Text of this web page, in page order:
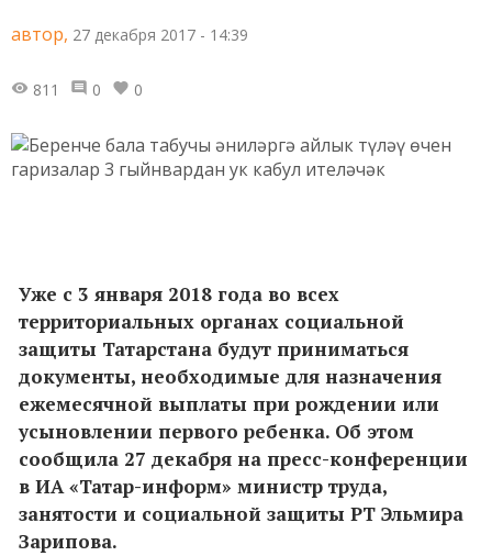
автор, 27 декабря 2017 - 14:39
811 0 0
Уже с 3 января 2018 года во всех
территориальных органах социальной
защиты Татарстана будут приниматься
документы, необходимые для назначения
ежемесячной выплаты при рождении или
усыновлении первого ребенка. Об этом
сообщила 27 декабря на пресс-конференции
в ИА «Татар-информ» министр труда,
занятости и социальной защиты РТ Эльмира
Зарипова.